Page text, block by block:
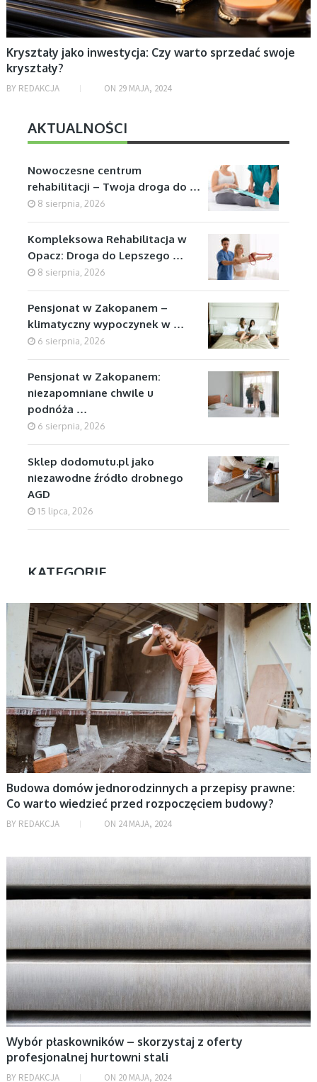
Kryształy jako inwestycja: Czy warto sprzedać swoje
kryształy?
BY REDAKCJA ON 29 MAJA, 2024
AKTUALNOŚCI
Nowoczesne centrum
rehabilitacji – Twoja droga do …
8 sierpnia, 2026
Kompleksowa Rehabilitacja w
Opacz: Droga do Lepszego …
8 sierpnia, 2026
Pensjonat w Zakopanem –
klimatyczny wypoczynek w …
6 sierpnia, 2026
Pensjonat w Zakopanem:
niezapomniane chwile u
podnóża …
6 sierpnia, 2026
Sklep dodomutu.pl jako
niezawodne źródło drobnego
AGD
15 lipca, 2026
KATEGORIE
Aktualności
Biznes
Dom
Firmy
Kuchnia
Motoryzacja
Nauka
Ogłoszenia
Rozrywka
Uncategorized
Uroda
Życie i styl
ARCHIWA
sierpień 2026
lipiec 2026
czerwiec 2026
maj 2026
kwiecień 2026
marzec 2026
AKTUALNOŚCI, BIZNES
Budowa domów jednorodzinnych a przepisy prawne:
Co warto wiedzieć przed rozpoczęciem budowy?
BY REDAKCJA ON 24 MAJA, 2024
AKTUALNOŚCI, BIZNES
Wybór płaskowników – skorzystaj z oferty
profesjonalnej hurtowni stali
BY REDAKCJA ON 20 MAJA, 2024